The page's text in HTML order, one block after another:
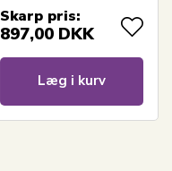
topmadras - Borås
Skarp pris:
897,00 DKK
Læg i kurv